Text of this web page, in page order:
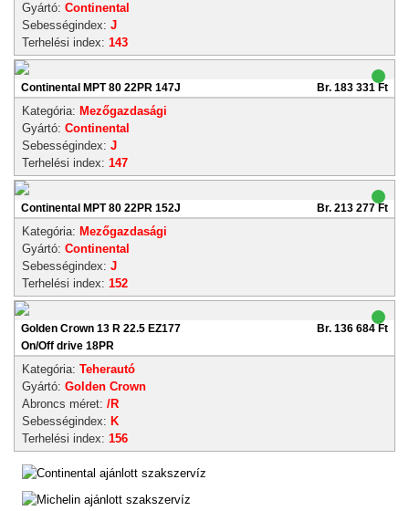
Gyártó: Continental
Sebességindex: J
Terhelési index: 143
Continental MPT 80 22PR 147J Br. 183 331 Ft
Kategória: Mezőgazdasági
Gyártó: Continental
Sebességindex: J
Terhelési index: 147
Continental MPT 80 22PR 152J Br. 213 277 Ft
Kategória: Mezőgazdasági
Gyártó: Continental
Sebességindex: J
Terhelési index: 152
Golden Crown 13 R 22.5 EZ177
On/Off drive 18PR
Br. 136 684 Ft
Kategória: Teherautó
Gyártó: Golden Crown
Abroncs méret: /R
Sebességindex: K
Terhelési index: 156